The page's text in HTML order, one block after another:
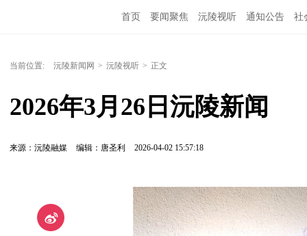
首页 要闻聚焦 沅陵视听 通知公告 社
当前位置: 沅陵新闻网 > 沅陵视听 > 正文
2026年3月26日沅陵新闻
来源：沅陵融媒 编辑：唐圣利 2026-04-02 15:57:18